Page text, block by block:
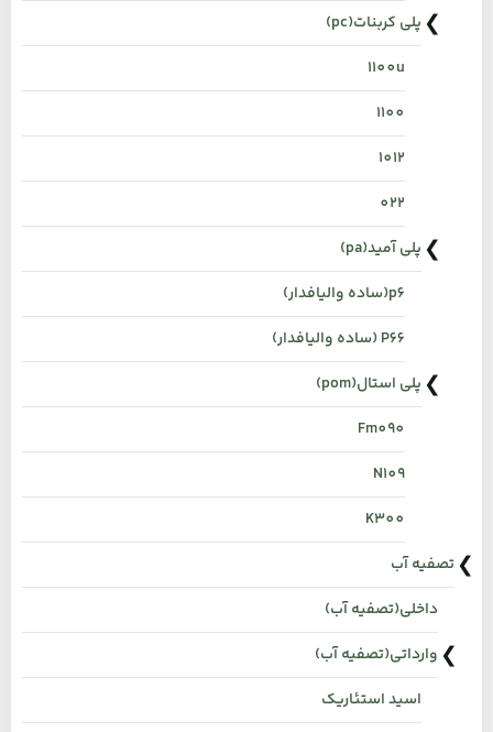
پلی کربنات(pc)
1100u
1100
1012
022
پلی آمید(pa)
p6(ساده والیافدار)
P66 (ساده والیافدار)
پلی استال(pom)
Fm090
N109
K300
تصفیه آب
داخلی(تصفیه آب)
وارداتی(تصفیه آب)
اسید استئاریک